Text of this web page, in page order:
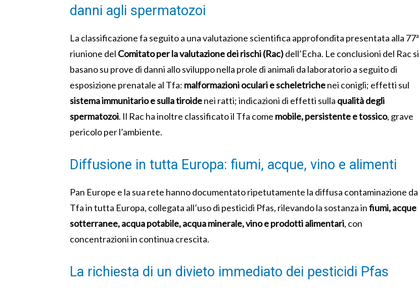
danni agli spermatozoi
La classificazione fa seguito a una valutazione scientifica approfondita presentata alla 77ª
riunione del Comitato per la valutazione dei rischi (Rac)dell’Echa. Le conclusioni del Rac si
basano su prove di danni allo sviluppo nella prole di animali da laboratorio a seguito di
esposizione prenatale al Tfa: malformazioni oculari e scheletrichenei conigli; effetti sul
sistema immunitario e sulla tiroidenei ratti; indicazioni di effetti sulla qualità degli
spermatozoi. Il Rac ha inoltre classificato il Tfa come mobile, persistente e tossico, grave
pericolo per l’ambiente.
Diffusione in tutta Europa: fiumi, acque, vino e alimenti
Pan Europe e la sua rete hanno documentato ripetutamente la diffusa contaminazione da
Tfa in tutta Europa, collegata all’uso di pesticidi Pfas, rilevando la sostanza infiumi, acque
sotterranee, acqua potabile, acqua minerale, vino e prodotti alimentari, con
concentrazioni in continua crescita.
La richiesta di un divieto immediato dei pesticidi Pfas